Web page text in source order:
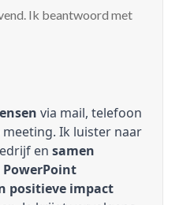
Ik beantwoord met
via mail, telefoon
Ik luister naar
en samen
positieve impact